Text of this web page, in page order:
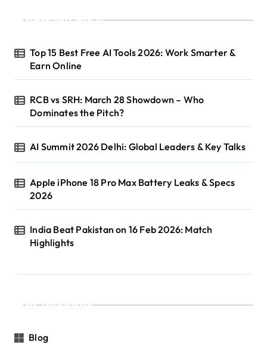
Recent Posts
Top 15 Best Free AI Tools 2026: Work Smarter &
Earn Online
RCB vs SRH: March 28 Showdown – Who
Dominates the Pitch?
AI Summit 2026 Delhi: Global Leaders & Key Talks
Apple iPhone 18 Pro Max Battery Leaks & Specs
2026
India Beat Pakistan on 16 Feb 2026: Match
Highlights
Categories
Blog